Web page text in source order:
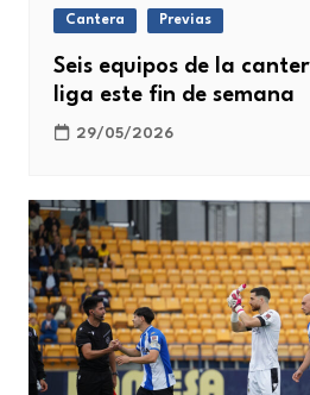
Cantera Previas
Seis equipos de la
liga este fin de semana
29/05/2026